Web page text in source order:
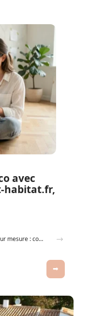
avec
habitat.fr,
Canapé d’angle convertible : nos conseils pour bien choisir selon la taille de votre salon et vos usages